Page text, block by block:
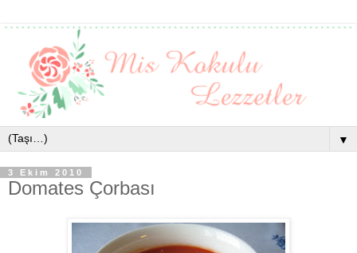
▼
3 Ekim 2010
Domates Çorbası